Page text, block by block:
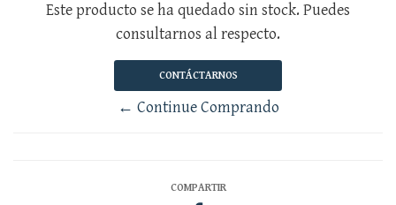
Este producto se ha quedado sin stock. Puedes
consultarnos al respecto.
CONTÁCTARNOS
← Continue Comprando
COMPARTIR